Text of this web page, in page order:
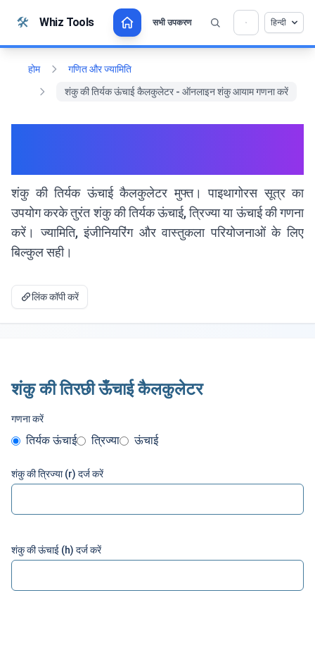
🛠️ Whiz Tools सभी उपकरण हिन्दी
होम
गणित और ज्यामिति
शंकु की तिर्यक ऊंचाई कैलकुलेटर - ऑनलाइन शंकु आयाम गणना करें
शंकु की तिर्यक ऊंचाई कैलकुलेटर मुफ्त। पाइथागोरस सूत्र का
उपयोग करके तुरंत शंकु की तिर्यक ऊंचाई, त्रिज्या या ऊंचाई की गणना
करें। ज्यामिति, इंजीनियरिंग और वास्तुकला परियोजनाओं के लिए
बिल्कुल सही।
लिंक कॉपी करें
शंकु की तिरछी ऊँचाई कैलकुलेटर
गणना करें
तिर्यक ऊंचाई त्रिज्या ऊंचाई
शंकु की त्रिज्या (r) दर्ज करें
शंकु की ऊंचाई (h) दर्ज करें
💡 क्या आप इस टूल को पसंद करते हैं? हमें इसे और बेहतर बनाने
में मदद करें!
×
खोलने के लिए क्लिक करें →